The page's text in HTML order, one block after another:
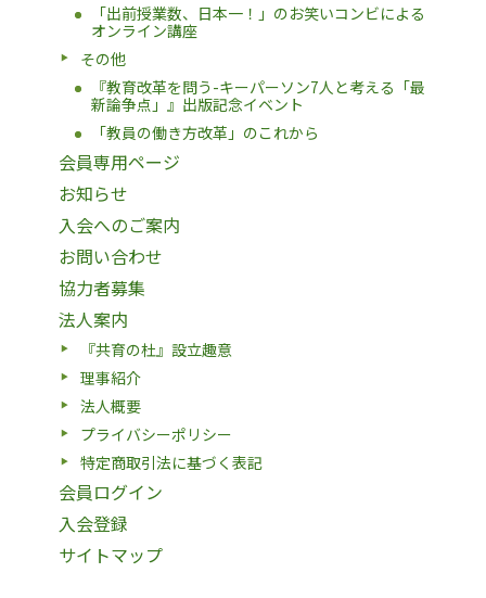
「出前授業数、日本一！」のお笑いコンビによる
オンライン講座
その他
『教育改革を問う-キーパーソン7人と考える「最
新論争点」』出版記念イベント
「教員の働き方改革」のこれから
会員専用ページ
お知らせ
入会へのご案内
お問い合わせ
協力者募集
法人案内
『共育の杜』設立趣意
理事紹介
法人概要
プライバシーポリシー
特定商取引法に基づく表記
会員ログイン
入会登録
サイトマップ